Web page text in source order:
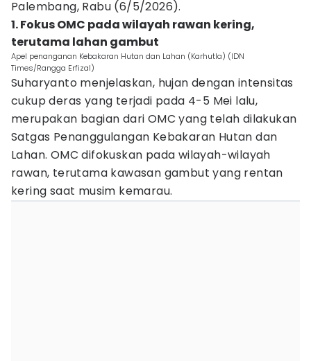
Palembang, Rabu (6/5/2026).
1. Fokus OMC pada wilayah rawan kering,
terutama lahan gambut
Apel penanganan Kebakaran Hutan dan Lahan (Karhutla) (IDN
Times/Rangga Erfizal)
Suharyanto menjelaskan, hujan dengan intensitas
cukup deras yang terjadi pada 4-5 Mei lalu,
merupakan bagian dari OMC yang telah dilakukan
Satgas Penanggulangan Kebakaran Hutan dan
Lahan. OMC difokuskan pada wilayah-wilayah
rawan, terutama kawasan gambut yang rentan
kering saat musim kemarau.